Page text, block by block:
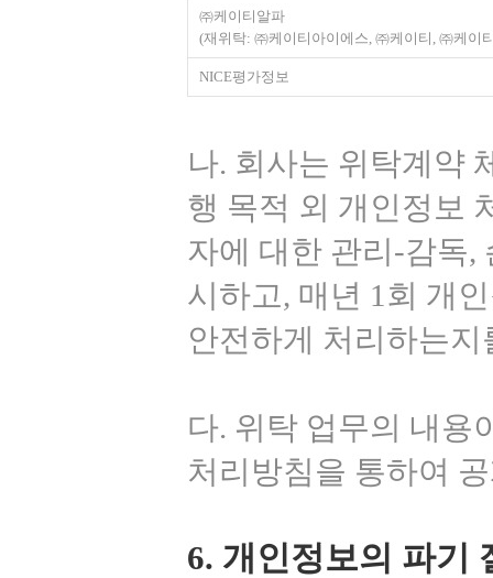
㈜케이티알파
(재위탁: ㈜케이티아이에스, ㈜케이티, ㈜케이
NICE평가정보
나. 회사는 위탁계약
행 목적 외 개인정보
자에 대한 관리-감독,
시하고, 매년 1회 개
안전하게 처리하는
다. 위탁 업무의 내용
처리방침을 통하여
6. 개인정보의 파기